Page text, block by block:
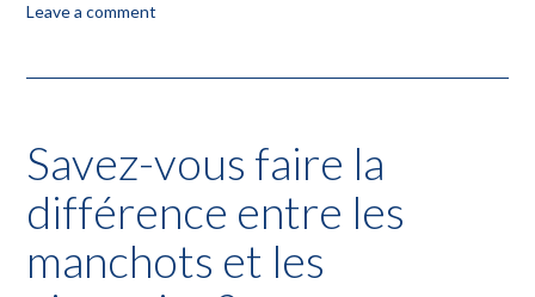
Leave a comment
Savez-vous faire la
différence entre les
manchots et les